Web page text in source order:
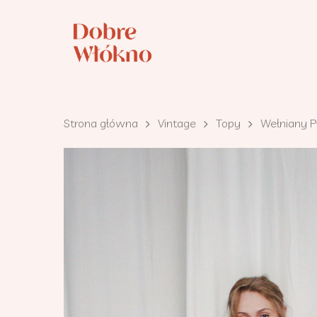
Strona główna Vintage Topy Wełniany